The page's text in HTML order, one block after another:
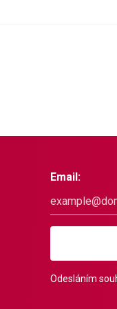
Email:
Odesláním